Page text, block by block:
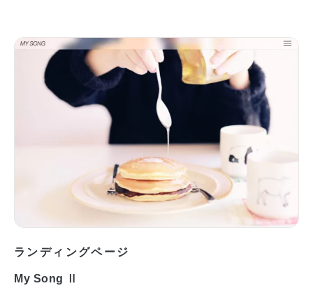
ランディングページ
My Song Ⅱ